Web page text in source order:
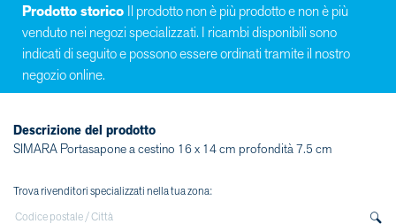
Prodotto storico Il prodotto non è più prodotto e non è più
venduto nei negozi specializzati. I ricambi disponibili sono
indicati di seguito e possono essere ordinati tramite il nostro
negozio online.
Descrizione del prodotto
SIMARA Portasapone a cestino 16 x 14 cm profondità 7.5 cm
Trova rivenditori specializzati nella tua zona: